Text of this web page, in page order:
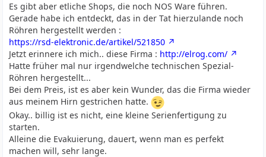
Es gibt aber etliche Shops, die noch NOS Ware führen.
Gerade habe ich entdeckt, das in der Tat hierzulande noch
Röhren hergestellt werden :
https://rsd-elektronic.de/artikel/521850
Jetzt erinnere ich mich.. diese Firma : http://elrog.com/
Hatte früher mal nur irgendwelche technischen Spezial-
Röhren hergestellt...
Bei dem Preis, ist es aber kein Wunder, das die Firma wieder
aus meinem Hirn gestrichen hatte.
Okay.. billig ist es nicht, eine kleine Serienfertigung zu
starten.
Alleine die Evakuierung, dauert, wenn man es perfekt
machen will, sehr lange.